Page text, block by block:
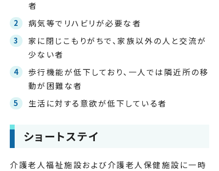
者
病気等でリハビリが必要な者
家に閉じこもりがちで、家族以外の人と交流が
少ない者
歩行機能が低下しており、一人では隣近所の移
動が困難な者
生活に対する意欲が低下している者
ショートステイ
介護老人福祉施設および介護老人保健施設に一時